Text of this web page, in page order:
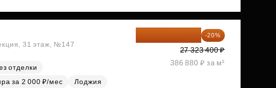
31 этаж, №147
отделки
за 2 000 ₽/мес
Лоджия
-20%
27 323 400 ₽
386 880 ₽ за м²